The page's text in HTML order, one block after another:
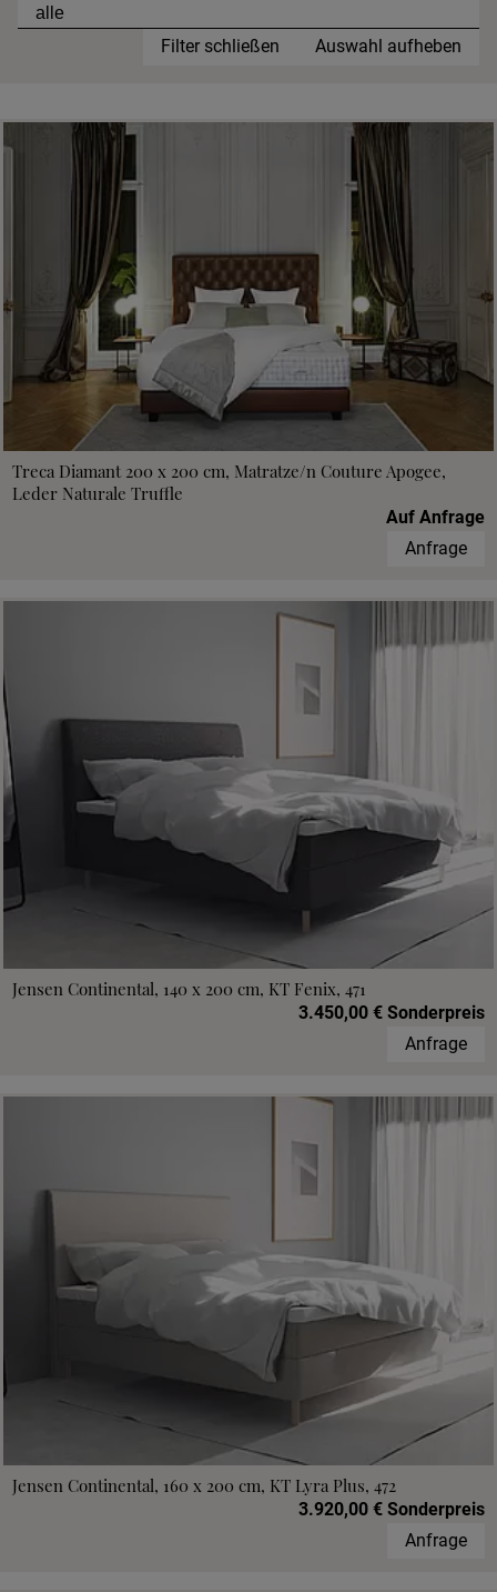
Filter schließen Auswahl aufheben
Treca Diamant 200 x 200 cm, Matratze/n Couture Apogee,
Leder Naturale Truffle
Auf Anfrage
Anfrage
Jensen Continental, 140 x 200 cm, KT Fenix, 471
3.450,00 € Sonderpreis
Anfrage
Jensen Continental, 160 x 200 cm, KT Lyra Plus, 472
3.920,00 € Sonderpreis
Anfrage